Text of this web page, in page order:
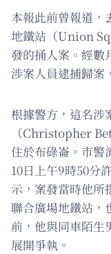
本報此前曾報道，
地鐵站（Union
發的捅人案。經數
涉案人員逮捕歸案
根據警方，這名涉
（Christopher
住於布碌崙。市警
10日上午9時50分
示，案發當時他所
聯合廣場地鐵站，
前，他與同車陌生
展開爭執。